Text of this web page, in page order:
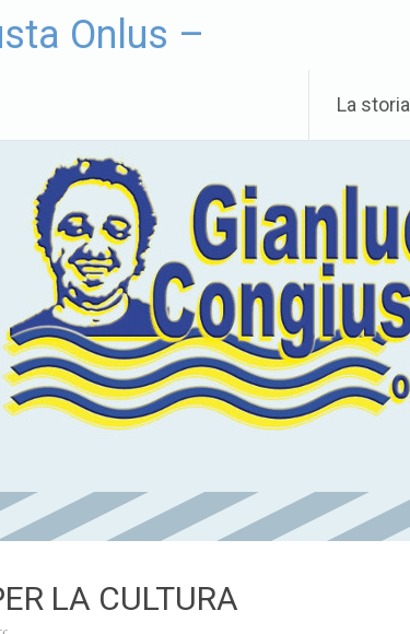
Onlus –
La storia
LA CULTURA